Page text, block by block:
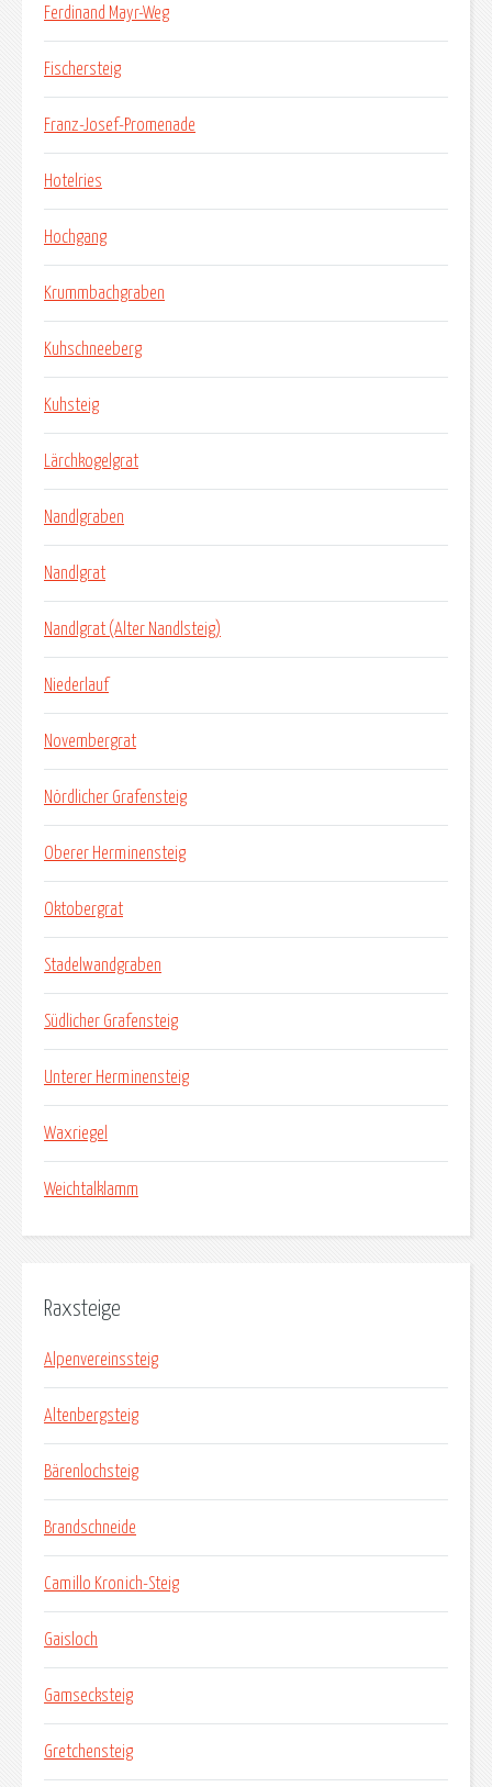
Ferdinand Mayr-Weg
Fischersteig
Franz-Josef-Promenade
Hotelries
Hochgang
Krummbachgraben
Kuhschneeberg
Kuhsteig
Lärchkogelgrat
Nandlgraben
Nandlgrat
Nandlgrat (Alter Nandlsteig)
Niederlauf
Novembergrat
Nördlicher Grafensteig
Oberer Herminensteig
Oktobergrat
Stadelwandgraben
Südlicher Grafensteig
Unterer Herminensteig
Waxriegel
Weichtalklamm
Raxsteige
Alpenvereinssteig
Altenbergsteig
Bärenlochsteig
Brandschneide
Camillo Kronich-Steig
Gaisloch
Gamsecksteig
Gretchensteig